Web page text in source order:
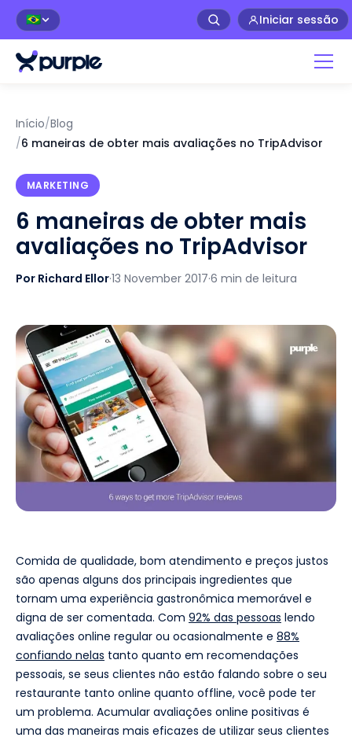
🇧🇷 Iniciar sessão
Início/Blog
/6 maneiras de obter mais avaliações no TripAdvisor
MARKETING
6 maneiras de obter mais
avaliações no TripAdvisor
Por Richard Ellor·13 November 2017·6 min de leitura
Comida de qualidade, bom atendimento e preços justos
são apenas alguns dos principais ingredientes que
tornam uma experiência gastronômica memorável e
digna de ser comentada. Com 92% das pessoas lendo
avaliações online regular ou ocasionalmente e 88%
confiando nelas tanto quanto em recomendações
pessoais, se seus clientes não estão falando sobre o seu
restaurante tanto online quanto offline, você pode ter
um problema. Acumular avaliações online positivas é
uma das maneiras mais eficazes de utilizar seus clientes